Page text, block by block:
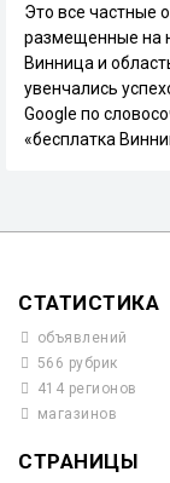
Это все частные
размещенные на
Винница и
увенчались
Google по
«бесплатка
СТАТИСТИКА
объявлений
566 рубрик
414 регионов
магазинов
СТРАНИЦЫ